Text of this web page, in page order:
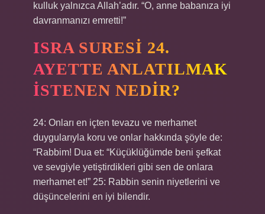
kulluk yalnızca Allah’adır. “O, anne babanıza iyi
davranmanızı emretti!”
ISRA SURESI 24.
AYETTE ANLATILMAK
ISTENEN NEDIR?
24: Onları en içten tevazu ve merhamet
duygularıyla koru ve onlar hakkında şöyle de:
“Rabbim! Dua et: “Küçüklüğümde beni şefkat
ve sevgiyle yetiştirdikleri gibi sen de onlara
merhamet et!” 25: Rabbin senin niyetlerini ve
düşüncelerini en iyi bilendir.